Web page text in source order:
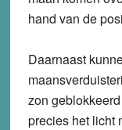
hand van de
Daarnaast
zon
precies het licht